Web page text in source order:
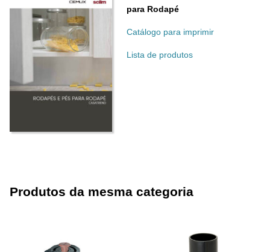
para Rodapé
Catálogo para imprimir
Lista de produtos
Produtos da mesma categoria